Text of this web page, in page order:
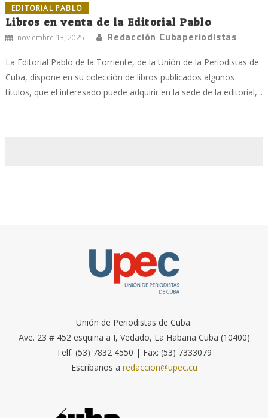
EDITORIAL PABLO
Libros en venta de la Editorial Pablo
noviembre 13, 2025 Redacción Cubaperiodistas
La Editorial Pablo de la Torriente, de la Unión de la Periodistas de
Cuba, dispone en su colección de libros publicados algunos
títulos, que el interesado puede adquirir en la sede de la editorial,...
Unión de Periodistas de Cuba.
Ave. 23 # 452 esquina a I, Vedado, La Habana Cuba (10400)
Telf. (53) 7832 4550 | Fax: (53) 7333079
Escríbanos a redaccion@upec.cu